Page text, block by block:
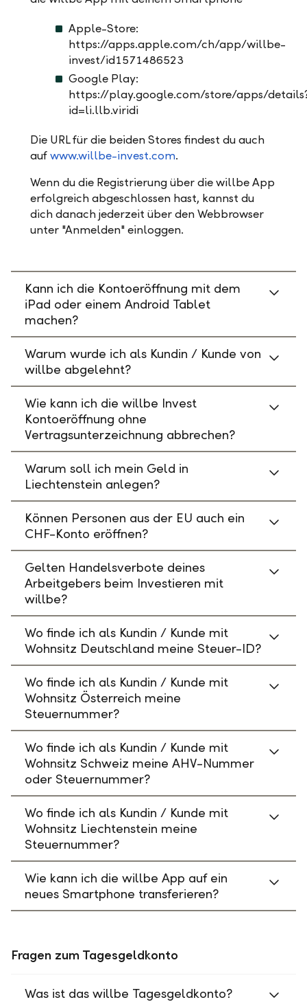
Apple-Store:
https://apps.apple.com/ch/app/willbe-
invest/id1571486523
Google Play:
https://play.google.com/store/apps/
id=li.llb.viridi
Die URL für die beiden Stores findest du auch
aufwww.willbe-invest.com.
Wenn du die Registrierung über die willbe App
erfolgreich abgeschlossen hast, kannst du
dich danach jederzeit über den Webbrowser
unter "Anmelden" einloggen.
Kann ich die Kontoeröffnung mit dem
iPad oder einem Android Tablet
machen?
Warum wurde ich als Kundin / Kunde von
willbe abgelehnt?
Wie kann ich die willbe Invest
Kontoeröffnung ohne
Vertragsunterzeichnung abbrechen?
Warum soll ich mein Geld in
Liechtenstein anlegen?
Können Personen aus der EU auch ein
CHF-Konto eröffnen?
Gelten Handelsverbote deines
Arbeitgebers beim Investieren mit
willbe?
Wo finde ich als Kundin / Kunde mit
Wohnsitz Deutschland meine Steuer-ID?
Wo finde ich als Kundin / Kunde mit
Wohnsitz Österreich meine
Steuernummer?
Wo finde ich als Kundin / Kunde mit
Wohnsitz Schweiz meine AHV-Nummer
oder Steuernummer?
Wo finde ich als Kundin / Kunde mit
Wohnsitz Liechtenstein meine
Steuernummer?
Wie kann ich die willbe App auf ein
neues Smartphone transferieren?
Fragen zum Tagesgeldkonto
Was ist das willbe Tagesgeldkonto?